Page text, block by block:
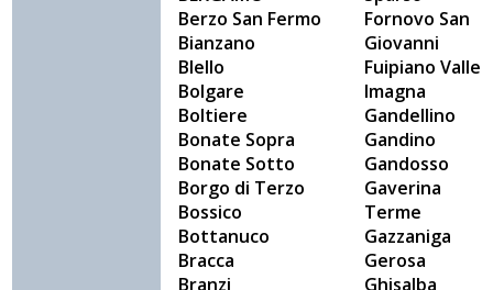
Berzo San Fermo
Bianzano
Blello
Bolgare
Boltiere
Bonate Sopra
Bonate Sotto
Borgo di Terzo
Bossico
Bottanuco
Bracca
Branzi
Fornovo San
Giovanni
Fuipiano Valle
Imagna
Gandellino
Gandino
Gandosso
Gaverina
Terme
Gazzaniga
Gerosa
Ghisalba